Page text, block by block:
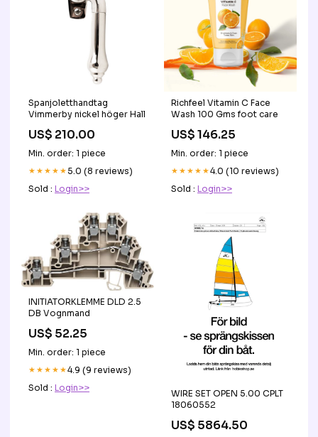
Spanjoletthandtag
Vimmerby nickel höger Hall
US$ 210.00
Min. order: 1 piece
★★★★★5.0 (8 reviews)
Sold : Login>>
Richfeel Vitamin C Face
Wash 100 Gms foot care
US$ 146.25
Min. order: 1 piece
★★★★★4.0 (10 reviews)
Sold : Login>>
INITIATORKLEMME DLD 2.5
DB Vognmand
US$ 52.25
Min. order: 1 piece
★★★★★4.9 (9 reviews)
Sold : Login>>
WIRE SET OPEN 5.00 CPLT
18060552
US$ 5864.50